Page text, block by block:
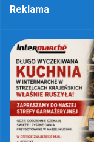
Reklama